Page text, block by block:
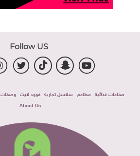
Follow US
صناعات غذائية مطاعم سلاسل تجارية فوود لايت وصفات
About Us